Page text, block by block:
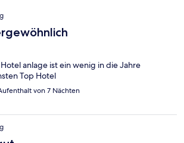
anlage ist ein wenig in die Jahre
Top Hotel
von 7 Nächten